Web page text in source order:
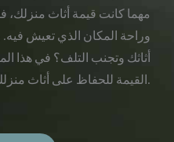
مهما كانت قيمة أثاث منزلك،
وراحة المكان الذي تعيش
أثاثك وتجنب التلف؟ في هذا
القيمة للحفاظ على أثاث منزلك بحالة جيدة وتجنب التلف.